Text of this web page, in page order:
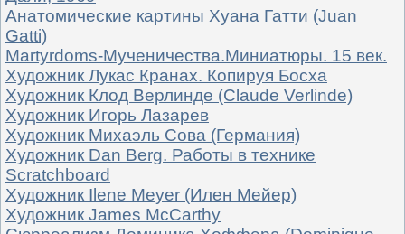
Анатомические картины Хуана Гатти (Juan
Gatti)
Martyrdoms-Мученичества.Миниатюры. 15 век.
Художник Лукас Кранах. Копируя Босха
Художник Клод Верлинде (Claude Verlinde)
Художник Игорь Лазарев
Художник Михаэль Сова (Германия)
Художник Dan Berg. Работы в технике
Scratchboard
Художник Ilene Meyer (Илен Мейер)
Художник James McCarthy